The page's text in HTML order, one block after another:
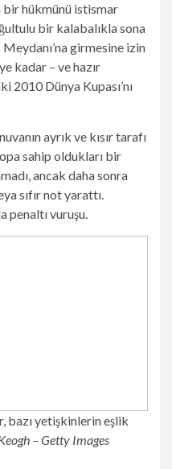
bir hükmünü istismar
bir kalabalıkla sona
girmesine izin
kadar – ve hazır
2010 Dünya Kupası’nı
ayrık ve kısır tarafı
sahip oldukları bir
ancak daha sonra
sıfır not yarattı.
penaltı vuruşu.
bazı yetişkinlerin eşlik
– Getty Images